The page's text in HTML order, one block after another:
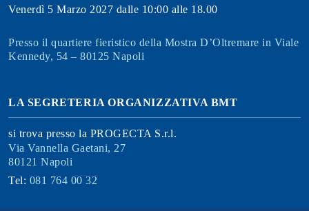
Venerdì 5 Marzo 2027 dalle 10:00 alle 18.00
Presso il quartiere fieristico della Mostra D’Oltremare in Viale
Kennedy, 54 – 80125 Napoli
LA SEGRETERIA ORGANIZZATIVA BMT
si trova presso la PROGECTA S.r.l.
Via Vannella Gaetani, 27
80121 Napoli
Tel: 081 764 00 32